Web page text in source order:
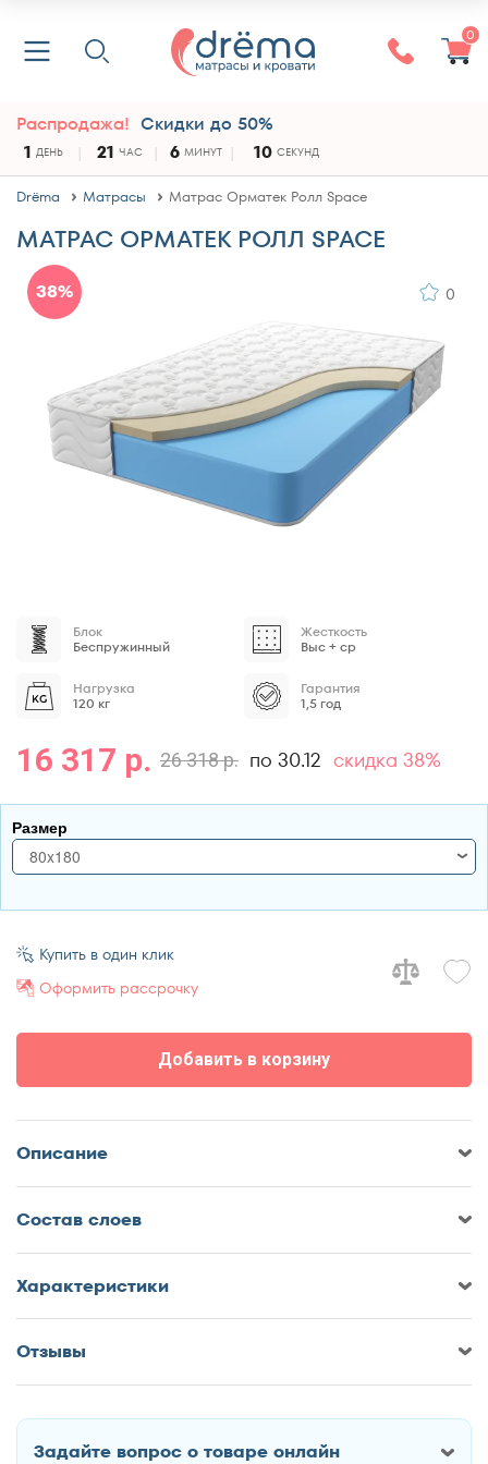
0
Распродажа! Скидки до 50%
1 ДЕНЬ 21 ЧАС 6 МИНУТ 10 СЕКУНД
Drёma Матрасы Матрас Орматек Ролл Space
МАТРАС ОРМАТЕК РОЛЛ SPACE
38% 0
Блок
Беспружинный
Жесткость
Выс + ср
Нагрузка
120 кг
Гарантия
1,5 год
26 318 р.
16 317 р. по 30.12 скидка 38%
Размер
80x180
80x180
80x186
80x190
80x200
90x190
90x195
90x200
120x185
120x190
120x195
Добавить в корзину
Купить в один клик
Оформить рассрочку
Описание
Cостав слоев
Характеристики
Отзывы
Оставить отзыв о Матрас Орматек
Задайте вопрос о товаре онлайн